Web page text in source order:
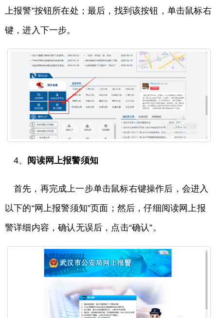
上报警”按钮所在处；最后，找到该按钮，单击鼠标右
键，进入下一步。
4、 阅读网上报警须知
首先，再完成上一步单击鼠标右键操作后，会进入
以下的“网上报警须知”页面；然后，仔细阅读网上报
警详细内容，确认无误后，点击“确认”。